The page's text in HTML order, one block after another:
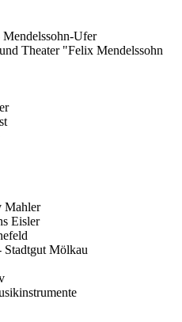
Ufer
Theater "Felix Mendelssohn
Mahler
Eisler
Stadtgut Mölkau